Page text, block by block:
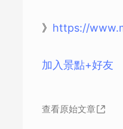
》 https://
加入景點+好友
查看原始文章